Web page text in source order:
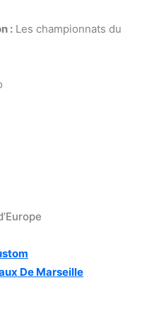
: Les championnats du
De Marseille